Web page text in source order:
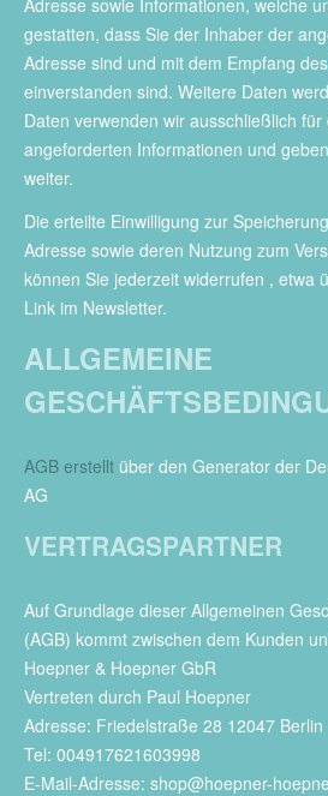
Adresse sowie Informationen, welche
gestatten, dass Sie der Inhaber der
Adresse sind und mit dem Empfang
einverstanden sind. Weitere Daten
Daten verwenden wir ausschließlich
angeforderten Informationen und
weiter.
Die erteilte Einwilligung zur
Adresse sowie deren Nutzung zum
können Sie jederzeit widerrufen , etwa
Link im Newsletter.
ALLGEMEINE
AGB erstellt über den Generator der
AG
VERTRAGSPARTNER
Auf Grundlage dieser Allgemeinen
(AGB) kommt zwischen dem Kunden
Hoepner & Hoepner GbR
Vertreten durch Paul Hoepner
Adresse: Friedelstraße 28 12047 Berlin
Tel: 004917621603998
E-Mail-Adresse: shop@hoepner-